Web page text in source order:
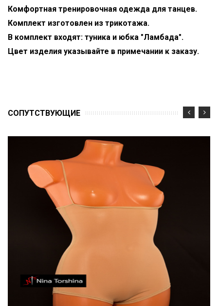
Комфортная тренировочная одежда для танцев.
Комплект изготовлен из трикотажа.
В комплект входят: туника и юбка "Ламбада".
Цвет изделия указывайте в примечании к заказу.
CОПУТСТВУЮЩИЕ